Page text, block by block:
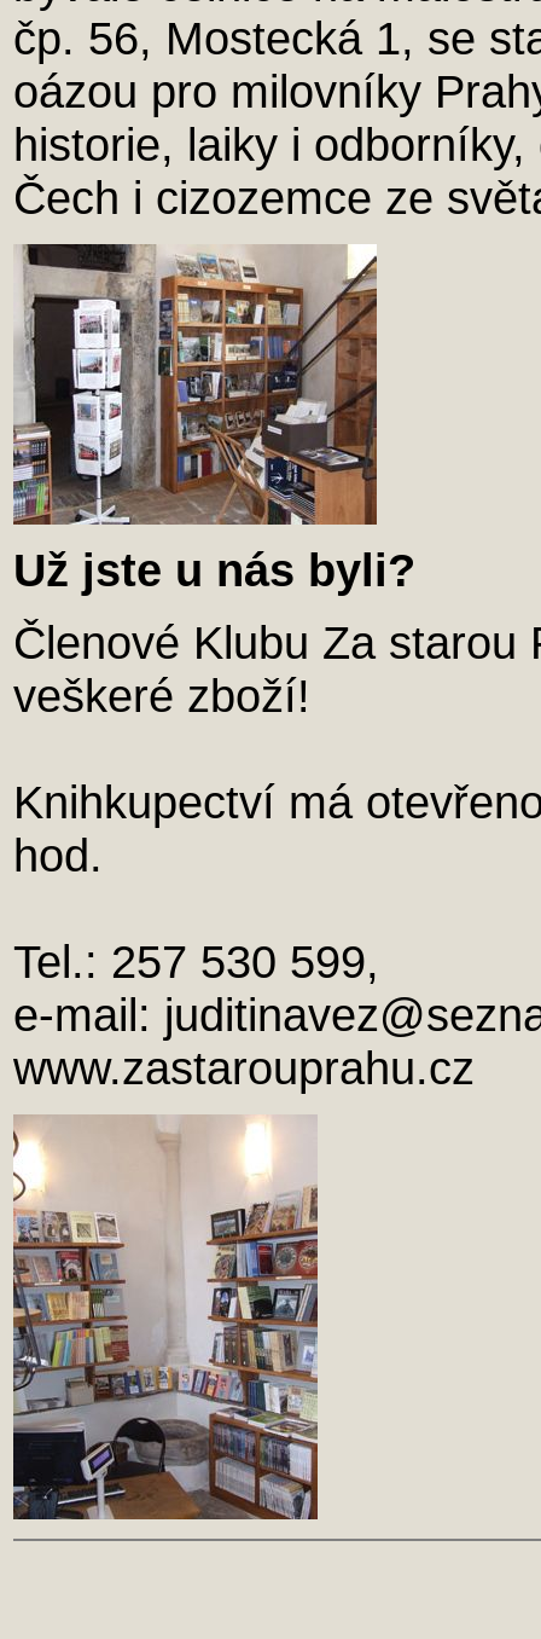
čp. 56, Mostecká 1, se
oázou pro milovníky
historie, laiky i
Čech i cizozemce ze
Už jste u nás byli?
Členové Klubu Za
veškeré zboží!
Knihkupectví má
hod.
Tel.: 257 530 599,
e-mail:
www.zastarouprahu.cz